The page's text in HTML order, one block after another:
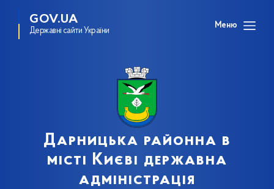
GOV.UA
Державні сайти України
Меню
Дарницька районна в
місті Києві державна
адміністрація